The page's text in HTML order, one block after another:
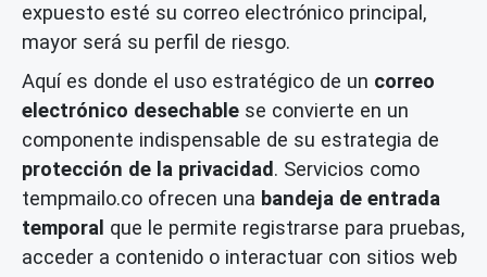
expuesto esté su correo electrónico principal,
mayor será su perfil de riesgo.
Aquí es donde el uso estratégico de un correo
electrónico desechable se convierte en un
componente indispensable de su estrategia de
protección de la privacidad. Servicios como
tempmailo.co ofrecen una bandeja de entrada
temporal que le permite registrarse para pruebas,
acceder a contenido o interactuar con sitios web